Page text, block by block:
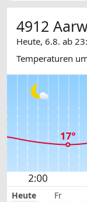
4912
Heute, 6.8. ab
Temperaturen
Heute Fr